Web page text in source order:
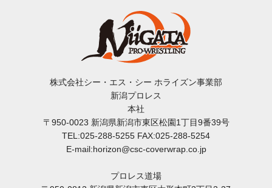
株式会社シー・エス・シー ホライズン事業部
新潟プロレス
本社
〒950-0023 新潟県新潟市東区松園1丁目9番39号
TEL:025-288-5255 FAX:025-288-5254
E-mail:horizon@csc-coverwrap.co.jp
プロレス道場